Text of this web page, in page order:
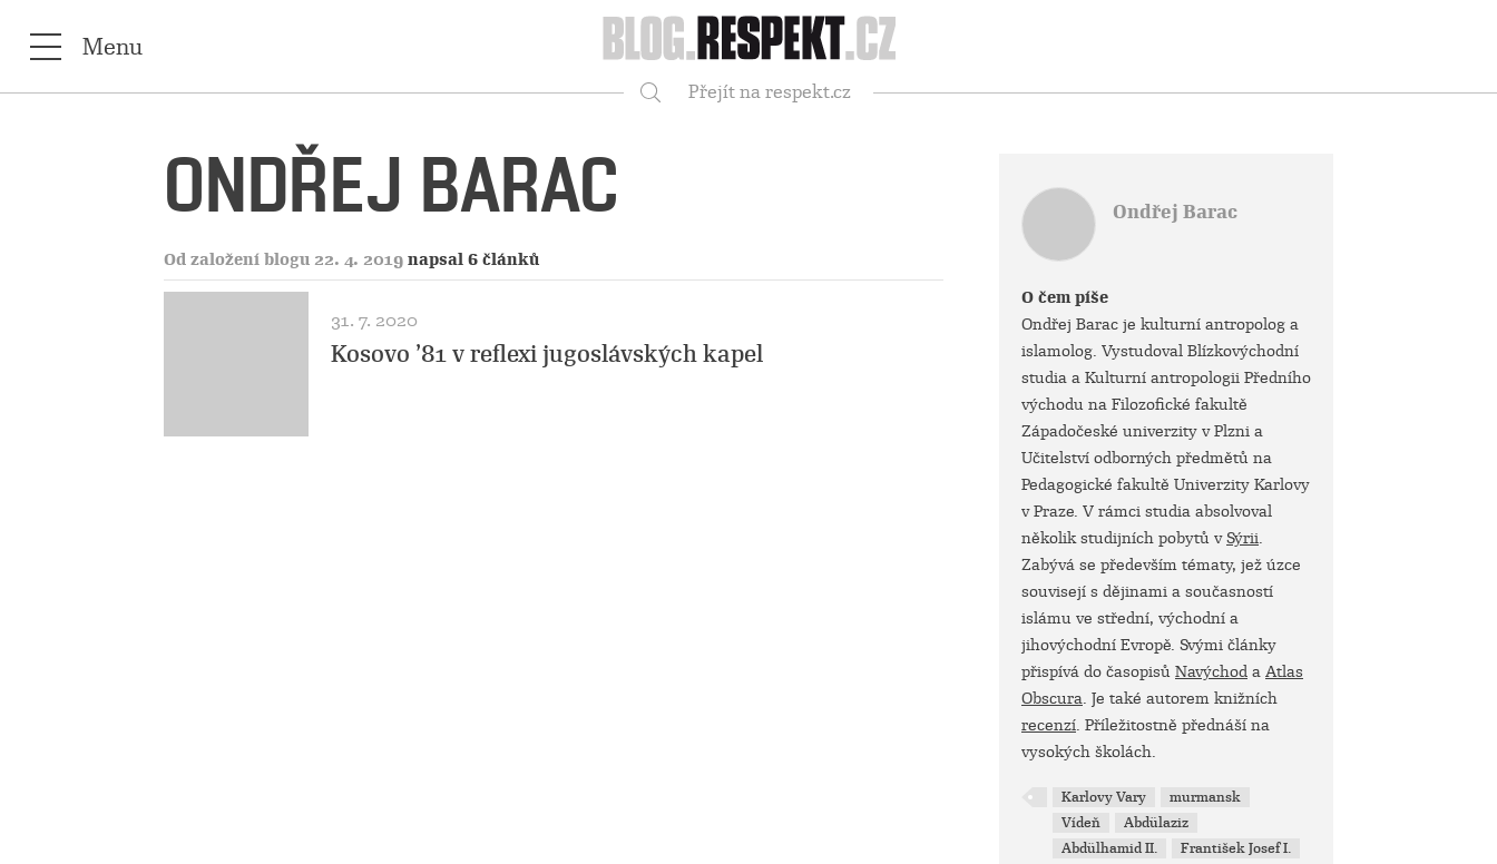
Respekt
Menu
Přejít na respekt.cz
ONDŘEJ BARAC
Od založení blogu 22. 4. 2019 napsal 6 článků
31. 7. 2020
Kosovo ’81 v reflexi jugoslávských kapel
Ondřej Barac
O čem píše
Ondřej Barac je kulturní antropolog a
islamolog. Vystudoval Blízkovýchodní
studia a Kulturní antropologii Předního
východu na Filozofické fakultě
Západočeské univerzity v Plzni a
Učitelství odborných předmětů na
Pedagogické fakultě Univerzity Karlovy
v Praze. V rámci studia absolvoval
několik studijních pobytů vSýrii.
Zabývá se především tématy, jež úzce
souvisejí s dějinami a současností
islámu ve střední, východní a
jihovýchodní Evropě. Svými články
přispívá do časopisů Navýchod a Atlas
Obscura. Je také autorem knižních
recenzí. Příležitostně přednáší na
vysokých školách.
Karlovy Vary
murmansk
Vídeň
Abdülaziz
Abdülhamid II.
František Josef I.